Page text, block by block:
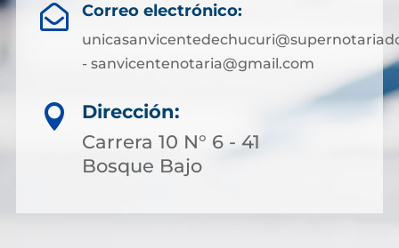
 Correo electrónico:
- sanvicentenotaria@gmail.com

Dirección:
Carrera 10 N° 6 - 41
Bosque Bajo